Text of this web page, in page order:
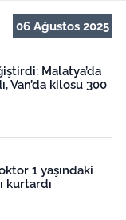
06 Ağustos 2025
Malatya’da
Van’da kilosu 300
1 yaşındaki
kurtardı